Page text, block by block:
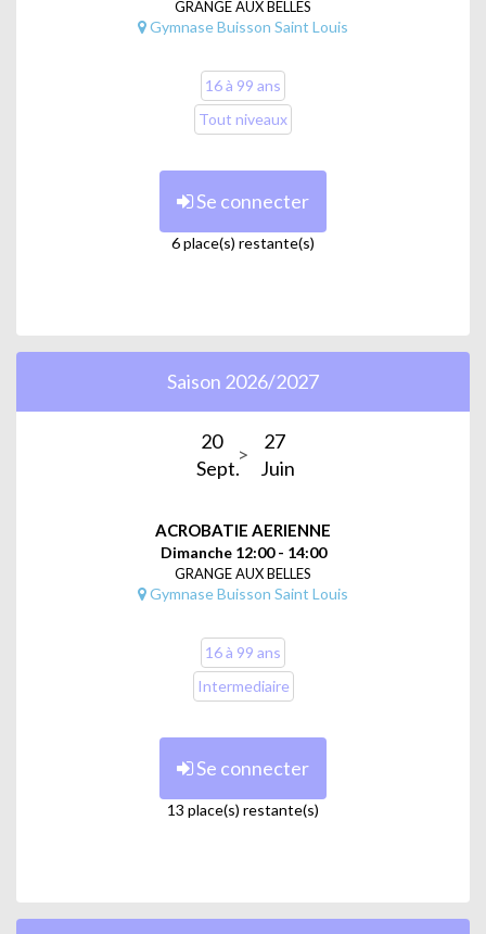
GRANGE AUX BELLES
Gymnase Buisson Saint Louis
16 à 99 ans
Tout niveaux
Se connecter
6 place(s) restante(s)
Saison 2026/2027
20
Sept.
27
Juin
ACROBATIE AERIENNE
Dimanche 12:00 - 14:00
GRANGE AUX BELLES
Gymnase Buisson Saint Louis
16 à 99 ans
Intermediaire
Se connecter
13 place(s) restante(s)